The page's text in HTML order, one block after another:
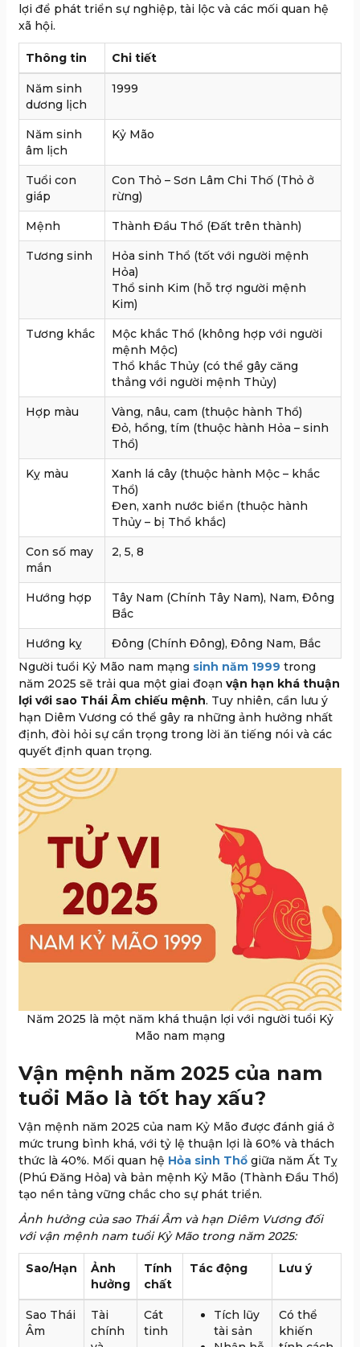
lợi để phát triển sự nghiệp, tài lộc và các mối quan hệ
xã hội.
Thông tin Chi tiết
Năm sinh
dương lịch
1999
Năm sinh
âm lịch
Kỷ Mão
Tuổi con
giáp
Con Thỏ – Sơn Lâm Chi Thố (Thỏ ở
rừng)
Mệnh Thành Đầu Thổ (Đất trên thành)
Tương sinh
Hỏa sinh Thổ (tốt với người mệnh
Hỏa)
Thổ sinh Kim (hỗ trợ người mệnh
Kim)
Tương khắc
Mộc khắc Thổ (không hợp với người
mệnh Mộc)
Thổ khắc Thủy (có thể gây căng
thẳng với người mệnh Thủy)
Hợp màu
Vàng, nâu, cam (thuộc hành Thổ)
Đỏ, hồng, tím (thuộc hành Hỏa – sinh
Thổ)
Kỵ màu
Xanh lá cây (thuộc hành Mộc – khắc
Thổ)
Đen, xanh nước biển (thuộc hành
Thủy – bị Thổ khắc)
Con số may
mắn
2, 5, 8
Hướng hợp
Tây Nam (Chính Tây Nam), Nam, Đông
Bắc
Hướng kỵ
Đông (Chính Đông), Đông Nam, Bắc
Người tuổi Kỷ Mão nam mạng sinh năm 1999 trong
năm 2025 sẽ trải qua một giai đoạn vận hạn khá thuận
lợi với sao Thái Âm chiếu mệnh. Tuy nhiên, cần lưu ý
hạn Diêm Vương có thể gây ra những ảnh hưởng nhất
định, đòi hỏi sự cẩn trọng trong lời ăn tiếng nói và các
quyết định quan trọng.
Năm 2025 là một năm khá thuận lợi với người tuổi Kỷ
Mão nam mạng
Vận mệnh năm 2025 của nam
tuổi Mão là tốt hay xấu?
Vận mệnh năm 2025 của nam Kỷ Mão được đánh giá ở
mức trung bình khá, với tỷ lệ thuận lợi là 60% và thách
thức là 40%. Mối quan hệ Hỏa sinh Thổ giữa năm Ất Tỵ
(Phú Đăng Hỏa) và bản mệnh Kỷ Mão (Thành Đầu Thổ)
tạo nền tảng vững chắc cho sự phát triển.
Ảnh hưởng của sao Thái Âm và hạn Diêm Vương đối
với vận mệnh nam tuổi Kỷ Mão trong năm 2025:
Sao/Hạn
Ảnh
hưởng
Tính
chất
Tác động Lưu ý
Sao Thái
Âm
Tài
chính
Cát
tinh
Tích lũy
tài sản
Có thể
khiến